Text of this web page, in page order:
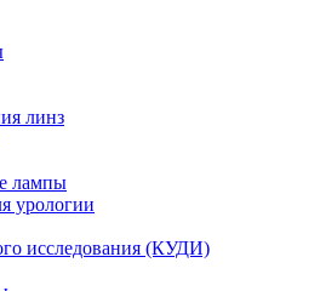
линз
лампы
урологии
исследования (КУДИ)